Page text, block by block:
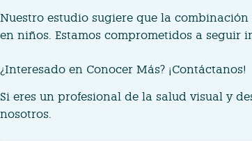
Nuestro estudio sugiere que la
en niños. Estamos comprometidos a
¿Interesado en Conocer Más? ¡Contáctanos!
Si eres un profesional de la salud visual y
nosotros.